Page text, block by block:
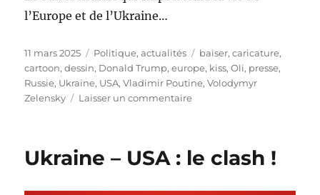
l’Europe et de l’Ukraine…
Publié
le
11 mars 2025 Catégories
Politique, actualités Étiquettes
baiser,caricature,
cartoon,dessin, Donald Trump,europe, kiss,Oli, presse,
Russie, Ukraine, USA,Vladimir Poutine,Volodymyr
Zelensky
Laisser un commentairesur
Ukraine – USA : le clash !